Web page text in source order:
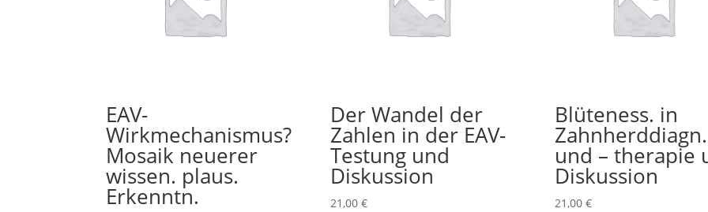
EAV-
Wirkmechanismus?
Mosaik neuerer
wissen. plaus.
Erkenntn.
Der Wandel der
Zahlen in der EAV-
Testung und
Diskussion
21,00 €
Blüteness. in
Zahnherddiagn.
und – therapie
Diskussion
21,00 €